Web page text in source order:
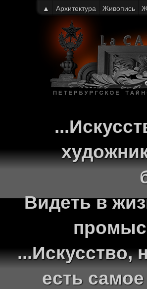
Видеть в
...Искусство,
есть
▲ Архитектура Живопись